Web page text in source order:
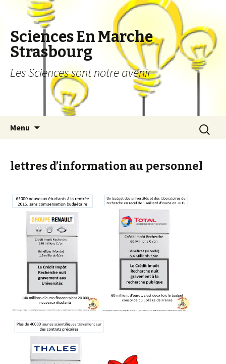
Sciences En Marche
Strasbourg
Les Sciences sont notre avenir
Menu
lettres d’information au personnel